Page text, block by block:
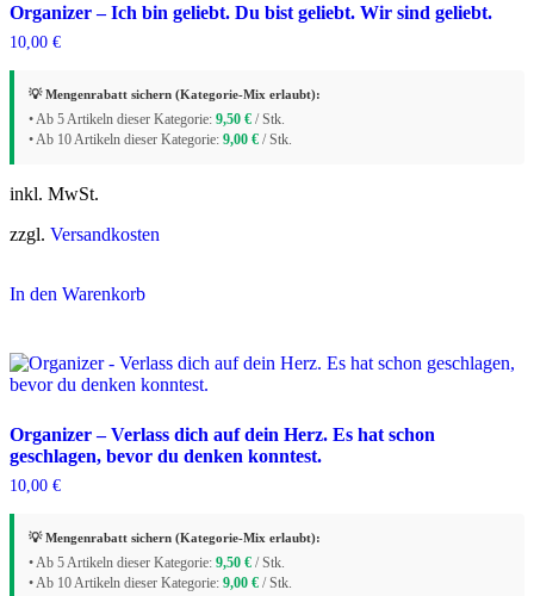
Optionen
der
Produktseite
gewählt
werden
Organizer – Ich bin geliebt. Du bist geliebt. Wir sind geliebt.
10,00 €
💡 Mengenrabatt sichern (Kategorie-Mix erlaubt):
• Ab 5 Artikeln dieser Kategorie: 9,50 € / Stk.
• Ab 10 Artikeln dieser Kategorie: 9,00 € / Stk.
inkl. MwSt.
zzgl. Versandkosten
In den Warenkorb
Organizer – Verlass dich auf dein Herz. Es hat schon
geschlagen, bevor du denken konntest.
10,00 €
💡 Mengenrabatt sichern (Kategorie-Mix erlaubt):
• Ab 5 Artikeln dieser Kategorie: 9,50 € / Stk.
• Ab 10 Artikeln dieser Kategorie: 9,00 € / Stk.